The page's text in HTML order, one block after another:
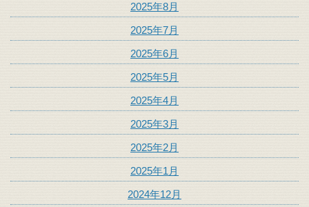
2025年8月
2025年7月
2025年6月
2025年5月
2025年4月
2025年3月
2025年2月
2025年1月
2024年12月